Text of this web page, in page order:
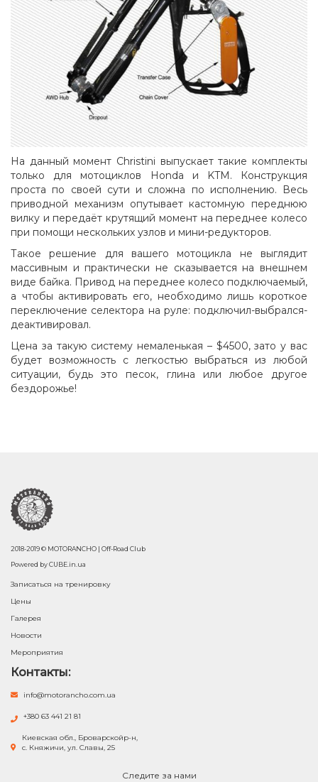
На данный момент Christini выпускает такие комплекты
только для мотоциклов Honda и KTM. Конструкция
проста по своей сути и сложна по исполнению. Весь
приводной механизм опутывает кастомную переднюю
вилку и передаёт крутящий момент на переднее колесо
при помощи нескольких узлов и мини-редукторов.
Такое решение для вашего мотоцикла не выглядит
массивным и практически не сказывается на внешнем
виде байка. Привод на переднее колесо подключаемый,
а чтобы активировать его, необходимо лишь короткое
переключение селектора на руле: подключил-выбрался-
деактивировал.
Цена за такую систему немаленькая – $4500, зато у вас
будет возможность с легкостью выбраться из любой
ситуации, будь это песок, глина или любое другое
бездорожье!
2018-2019 © MOTORANCHO | Off-Road Club
Powered byCUBE.in.ua
Записаться на тренировку
Цены
Галерея
Новости
Мероприятия
Контакты:
info@motorancho.com.ua
+380 63 441 21 81
Киевская обл., Броварскойр-н,
с. Княжичи, ул. Славы, 25
Следите за нами